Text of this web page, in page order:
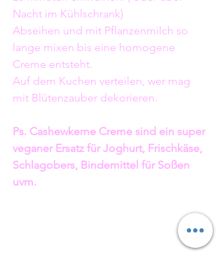
Nacht im Kühlschrank)
Abseihen und mit Pflanzenmilch so
lange mixen bis eine homogene
Creme entsteht.
Auf dem Kuchen verteilen, wer mag
mit Blütenzauber dekorieren.
Ps. Cashewkerne Creme sind ein super
veganer Ersatz für Joghurt, Frischkäse,
Schlagobers, Bindemittel für Soßen
uvm.